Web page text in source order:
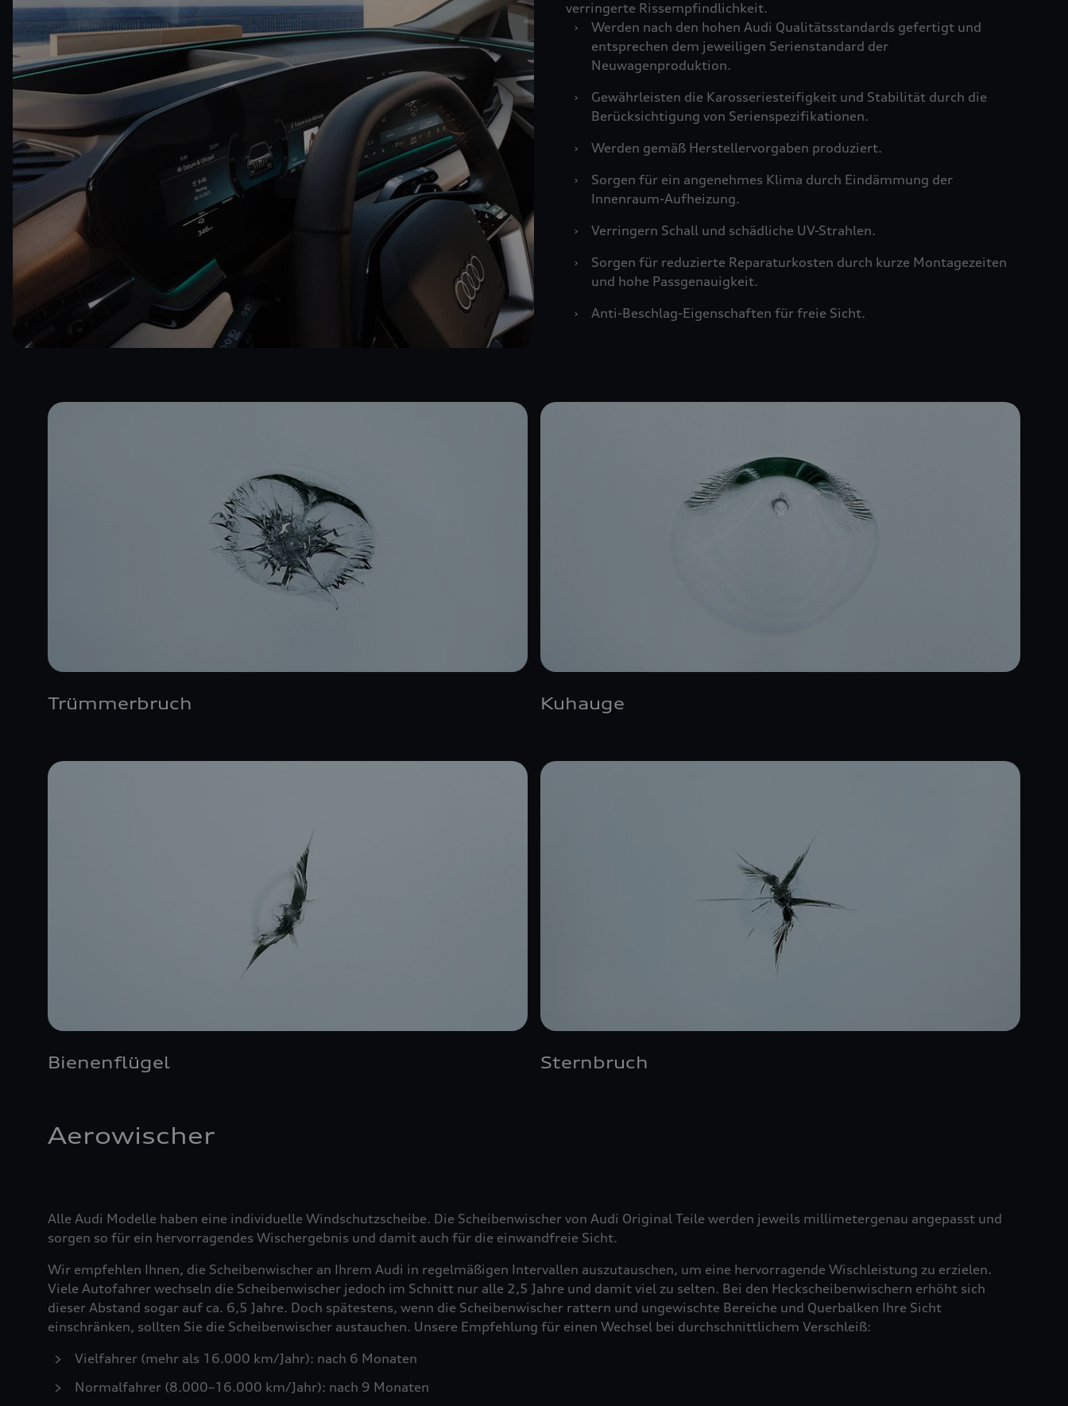
verringerte Rissempfindlichkeit.
›
Werden nach den hohen Audi Qualitätsstandards gefertigt und
entsprechen dem jeweiligen Serienstandard der
Neuwagenproduktion.
›
Gewährleisten die Karosseriesteifigkeit und Stabilität durch die
Berücksichtigung von Serienspezifikationen.
›
Werden gemäß Herstellervorgaben produziert.
›
Sorgen für ein angenehmes Klima durch Eindämmung der
Innenraum-Aufheizung.
›
Verringern Schall und schädliche UV-Strahlen.
›
Sorgen für reduzierte Reparaturkosten durch kurze Montagezeiten
und hohe Passgenauigkeit.
›
Anti-Beschlag-Eigenschaften für freie Sicht.
Trümmerbruch Kuhauge
Bienenflügel Sternbruch
Aerowischer
Alle Audi Modelle haben eine individuelle Windschutzscheibe. Die Scheibenwischer von Audi Original Teile werden jeweils millimetergenau angepasst und
sorgen so für ein hervorragendes Wischergebnis und damit auch für die einwandfreie Sicht.
Wir empfehlen Ihnen, die Scheibenwischer an Ihrem Audi in regelmäßigen Intervallen auszutauschen, um eine hervorragende Wischleistung zu erzielen.
Viele Autofahrer wechseln die Scheibenwischer jedoch im Schnitt nur alle 2,5 Jahre und damit viel zu selten. Bei den Heckscheibenwischern erhöht sich
dieser Abstand sogar auf ca. 6,5 Jahre. Doch spätestens, wenn die Scheibenwischer rattern und ungewischte Bereiche und Querbalken Ihre Sicht
einschränken, sollten Sie die Scheibenwischer austauchen. Unsere Empfehlung für einen Wechsel bei durchschnittlichem Verschleiß:
Vielfahrer (mehr als 16.000 km/Jahr): nach 6 Monaten
Normalfahrer (8.000–16.000 km/Jahr): nach 9 Monaten